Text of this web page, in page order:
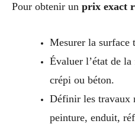
Pour obtenir un prix exact
Mesurer la surface
Évaluer l’état de la
crépi ou béton.
Définir les travaux
peinture, enduit,